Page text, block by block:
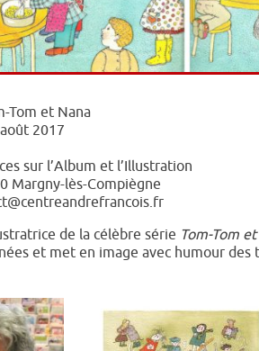
Tom et Nana
2017
sur l’Album et l’Illustration
Margny-lès-Compiègne
de la célèbre série Tom-Tom
et met en image avec humour